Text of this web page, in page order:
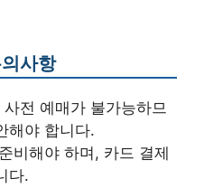
사항
전 예매가 불가능하므
해야 합니다.
비해야 하며, 카드 결제
다.